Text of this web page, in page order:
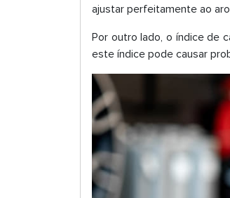
ajustar perfeitamente ao
Por outro lado, o índice de
este índice pode causar